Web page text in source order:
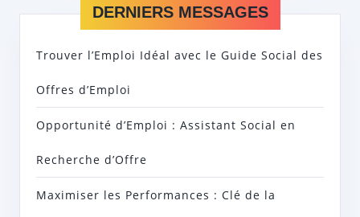
DERNIERS MESSAGES
Trouver l’Emploi Idéal avec le Guide Social des
Offres d’Emploi
Opportunité d’Emploi : Assistant Social en
Recherche d’Offre
Maximiser les Performances : Clé de la